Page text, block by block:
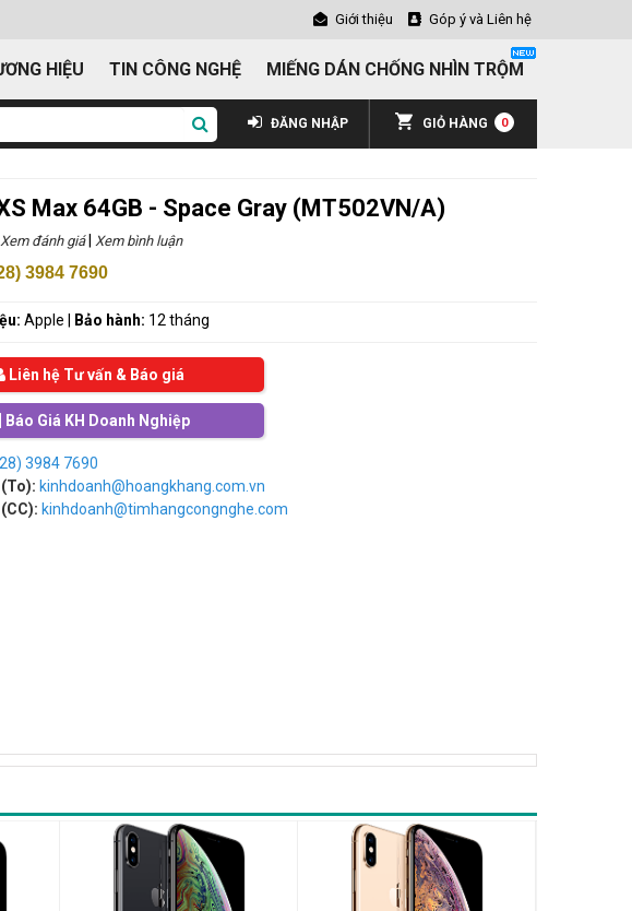
Giới thiệu Góp ý và Liên hệ
HIỆU TIN CÔNG NGHỆ MIẾNG DÁN CHỐNG NHÌN TRỘM
GIỎ HÀNG 0
ĐĂNG NHẬP
Max 64GB - Space Gray (MT502VN/A)
Xem đánh giá| Xem bình luận
3984 7690
Apple Bảo hành: 12 tháng
Liên hệ Tư vấn & Báo giá
Báo Giá KH Doanh Nghiệp
3984 7690
kinhdoanh@hoangkhang.com.vn
kinhdoanh@timhangcongnghe.com
Máy Tính Lenovo
Quảng Cáo
QB55R 55 I...